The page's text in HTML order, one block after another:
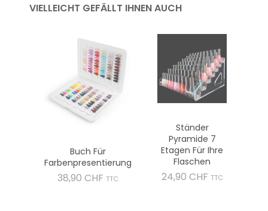
VIELLEICHT GEFÄLLT IHNEN AUCH
Buch Für
Farbenpresentierung
38,90 CHF Preis
TTC
Ständer
Pyramide 7
Etagen Für Ihre
Flaschen
24,90 CHF Preis
TTC